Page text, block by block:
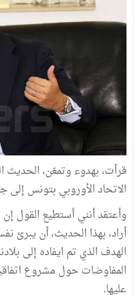
قرأت، بهدوء وتمعّن، الحديث
الاتحاد الأوروبي بتونس إلى
وأعتقد أنني أستطيع القول
أراد، بهذا الحديث، أن يبرئ
الهدف الذي تم ايفاده إلى
المفاوضات حول مشروع
عليها.